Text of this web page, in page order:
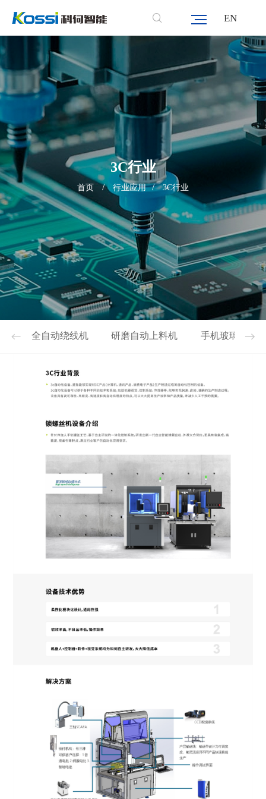
EN
3C行业
首页 / 行业应用 / 3C行业
全自动绕线机 研磨自动上料机 手机玻璃周抛